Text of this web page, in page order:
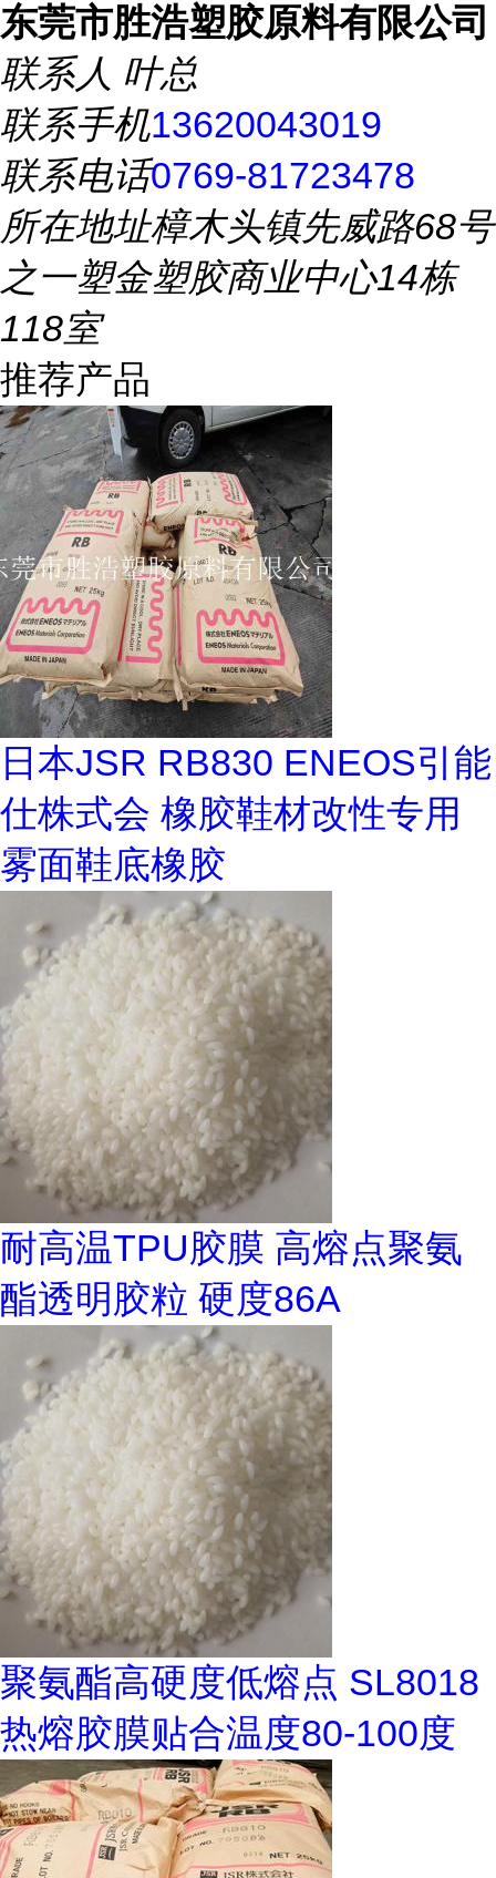
东莞市胜浩塑胶原料有限公司
联系人 叶总
联系手机13620043019
联系电话0769-81723478
所在地址樟木头镇先威路68号
之一塑金塑胶商业中心14栋
118室
推荐产品
日本JSR RB830 ENEOS引能
仕株式会 橡胶鞋材改性专用
雾面鞋底橡胶
耐高温TPU胶膜 高熔点聚氨
酯透明胶粒 硬度86A
聚氨酯高硬度低熔点 SL8018
热熔胶膜贴合温度80-100度